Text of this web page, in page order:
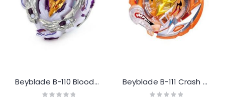
Beyblade B-110 Bloody Longinus
Rating:
Beyblade B-111 Crash Ragnaruk
Rating: